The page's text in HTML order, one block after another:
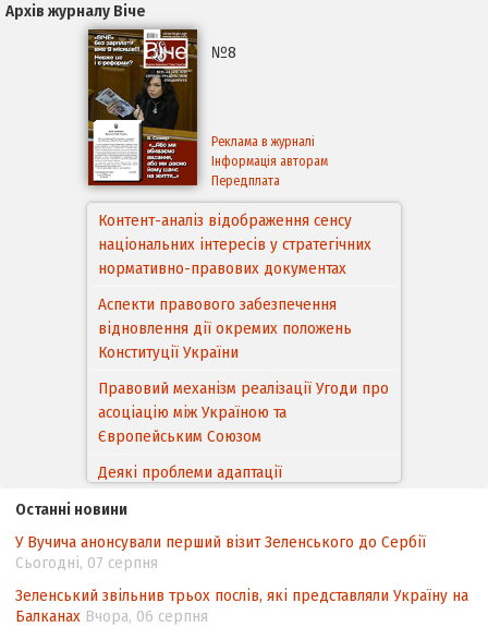
Архів журналу Віче
№8
Реклама в журналі
Інформація авторам
Передплата
Контент-аналіз відображення сенсу
національних інтересів у стратегічних
нормативно-правових документах
Аспекти правового забезпечення
відновлення дії окремих положень
Конституції України
Правовий механізм реалізації Угоди про
асоціацію між Україною та
Європейським Cоюзом
Деякі проблеми адаптації
походження товарів відповідно до
Угоди про торговельні аспекти прав
інтелектуальної власності (TRIPS) у
контексті євроінтеграції
Аналіз виборчого законодавства щодо
Останні новини
У Вучича анонсували перший візит Зеленського до Сербії
Сьогодні, 07 серпня
Зеленський звільнив трьох послів, які представляли Україну на
Балканах Вчора, 06 серпня